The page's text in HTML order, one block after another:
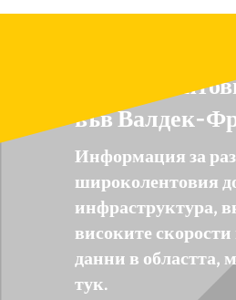
във Валдек-
Информация за
широколентовия
инфраструктура,
високите
данни в областта,
тук.